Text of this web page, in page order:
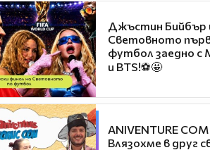
Джъстин Бийбър
Световното
футбол заедно с
и BTS!⚽🤩
ANIVENTURE
Влязохме в друг